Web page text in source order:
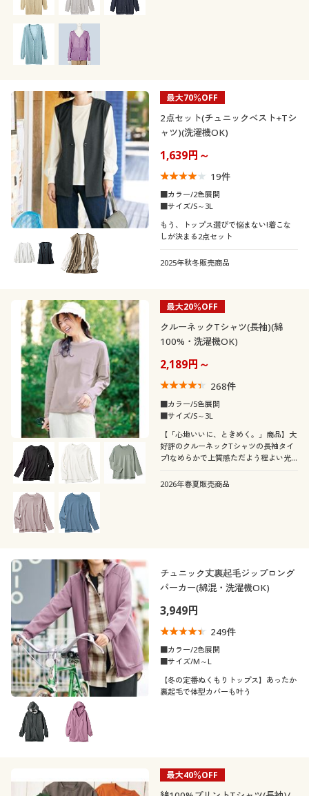
最大70％OFF
2点セット(チュニックベスト+Tシ
ャツ)(洗濯機OK)
1,639円～
19件
■カラー/2色展開
■サイズ/S～3L
もう、トップス選びで悩まない!着こな
しが決まる2点セット
2025年秋冬販売商品
最大20％OFF
クルーネックTシャツ(長袖)(綿
100%・洗濯機OK)
2,189円～
268件
■カラー/5色展開
■サイズ/S～3L
【「心地いいに、ときめく。」商品】大
好評のクルーネックTシャツの長袖タイ
プ!なめらかで上質感ただよう程よい光
2026年春夏販売商品
チュニック丈裏起毛ジップロング
パーカー(綿混・洗濯機OK)
3,949円
249件
■カラー/2色展開
■サイズ/M～L
【冬の定番ぬくもりトップス】あったか
裏起毛で体型カバーも叶う
最大40％OFF